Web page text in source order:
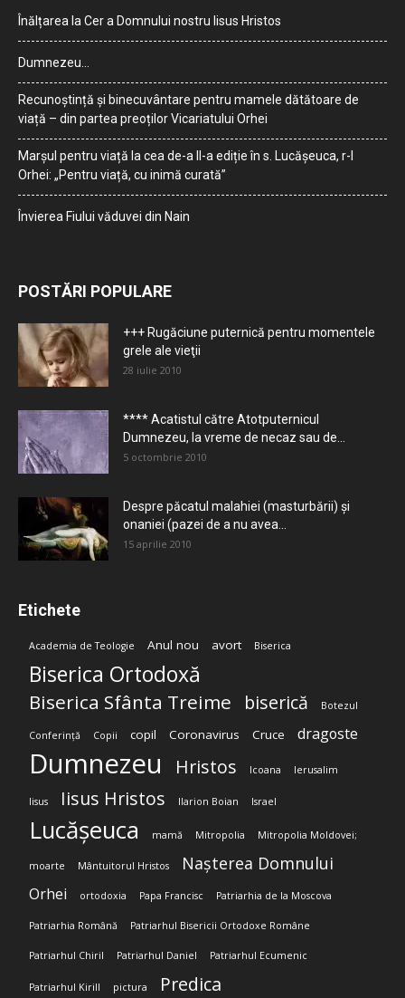
Înălțarea la Cer a Domnului nostru Iisus Hristos
Dumnezeu…
Recunoștință și binecuvântare pentru mamele dătătoare de
viață – din partea preoților Vicariatului Orhei
Marșul pentru viață la cea de-a II-a ediție în s. Lucășeuca, r-l
Orhei: „Pentru viață, cu inimă curată”
Învierea Fiului văduvei din Nain
POSTĂRI POPULARE
+++ Rugăciune puternică pentru momentele
grele ale vieţii
28 iulie 2010
**** Acatistul către Atotputernicul
Dumnezeu, la vreme de necaz sau de...
5 octombrie 2010
Despre păcatul malahiei (masturbării) şi
onaniei (pazei de a nu avea...
15 aprilie 2010
Etichete
Academia de Teologie Anul nou avort Biserica
Biserica Ortodoxă
Biserica Sfânta Treime biserică Botezul
Conferință Copii copil Coronavirus Cruce dragoste
Dumnezeu Hristos Icoana Ierusalim
Iisus Iisus Hristos Ilarion Boian Israel
Lucășeuca mamă Mitropolia Mitropolia Moldovei;
moarte Mântuitorul Hristos Nașterea Domnului
Orhei ortodoxia Papa Francisc Patriarhia de la Moscova
Patriarhia Română Patriarhul Bisericii Ortodoxe Române
Patriarhul Chiril Patriarhul Daniel Patriarhul Ecumenic
Patriarhul Kirill pictura Predica